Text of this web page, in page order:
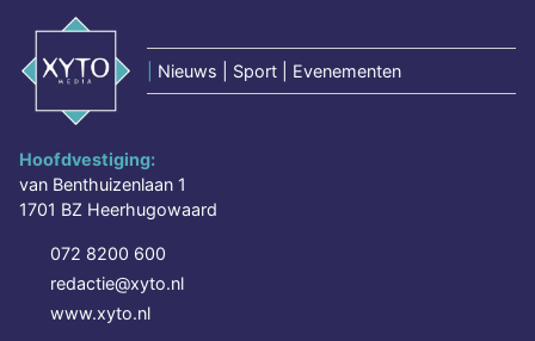
Nieuws | Sport | Evenementen
Hoofdvestiging:
van Benthuizenlaan 1
1701 BZ Heerhugowaard
072 8200 600
redactie@xyto.nl
www.xyto.nl